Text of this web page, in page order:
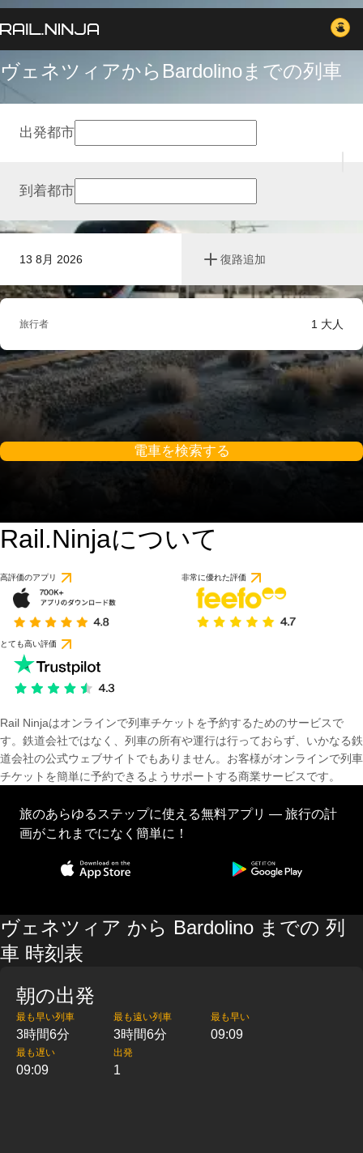
ヴェネツィアからBardolinoまでの列車
13 8月 2026 復路追加
出発都市
到着都市
旅行者 1 大人
電車を検索する
Rail.Ninjaについて
高評価のアプリ 非常に優れた評価
とても高い評価
Rail Ninjaはオンラインで列車チケットを予約するためのサービスで
す。鉄道会社ではなく、列車の所有や運行は行っておらず、いかなる鉄
道会社の公式ウェブサイトでもありません。お客様がオンラインで列車
チケットを簡単に予約できるようサポートする商業サービスです。
旅のあらゆるステップに使える無料アプリ — 旅行の計
画がこれまでになく簡単に！
ヴェネツィア から Bardolino までの 列
車 時刻表
朝の出発
最も早い列車
3時間6分
最も遠い列車
3時間6分
最も早い
09:09
最も遅い
09:09
出発
1